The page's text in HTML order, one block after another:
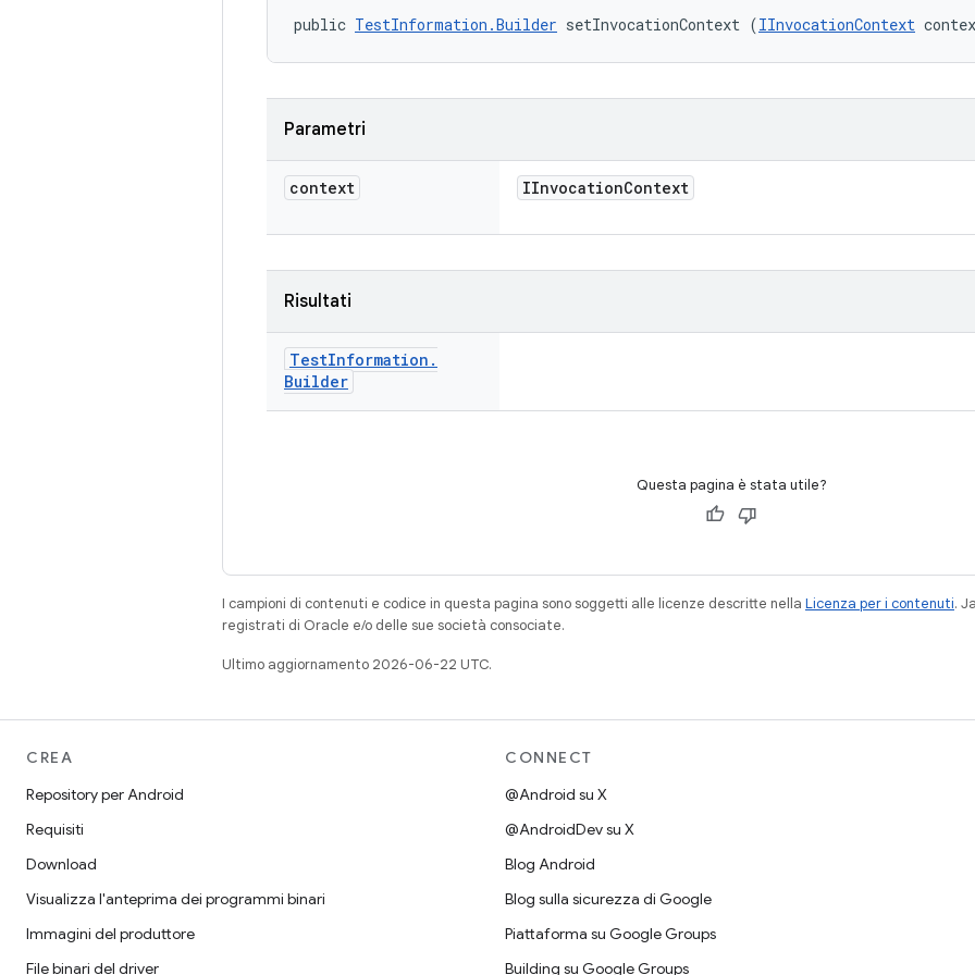
public TestInformation.Builder setInvocationContext (IInvocationContext
Parametri
context IInvocationContext
Risultati
TestInformation .
Builder
Questa pagina è stata utile?
I campioni di contenuti e codice in questa pagina sono soggetti alle licenze descritte nella Licenza per i contenuti.
registrati di Oracle e/o delle sue società consociate.
Ultimo aggiornamento 2026-06-22 UTC.
CREA
Repository per Android
Requisiti
Download
Visualizza l'anteprima dei programmi binari
Immagini del produttore
File binari del driver
CONNECT
@Android su X
@AndroidDev su X
Blog Android
Blog sulla sicurezza di Google
Piattaforma su Google Groups
Building su Google Groups